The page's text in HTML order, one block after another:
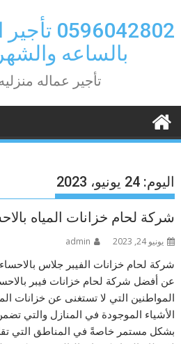
to
content
بالساعه
تأجير عماله
اليوم:24 يونيو، 2023
شركة لحام خزانات المياه بالاحساء
يونيو 24, 2023 admin
شركة لحام خزانات الفيبر جلاس
عن أفضل شركة لحام خزانات فيبر
المواطنين التي لا تستغنى عن خزانات
الأشياء الموجودة في المنازل والتي
بشكل مستمر خاصةً في المناطق التي